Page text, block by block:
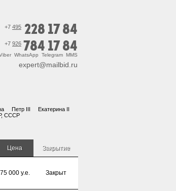
+7 495 228 17 84
+7 926 784 17 84
WhatsApp Telegram MMS
expert@mailbid.ru
Петр III
Екатерина II
СССР
Цена Закрытие
75 000 y.e. Закрыт